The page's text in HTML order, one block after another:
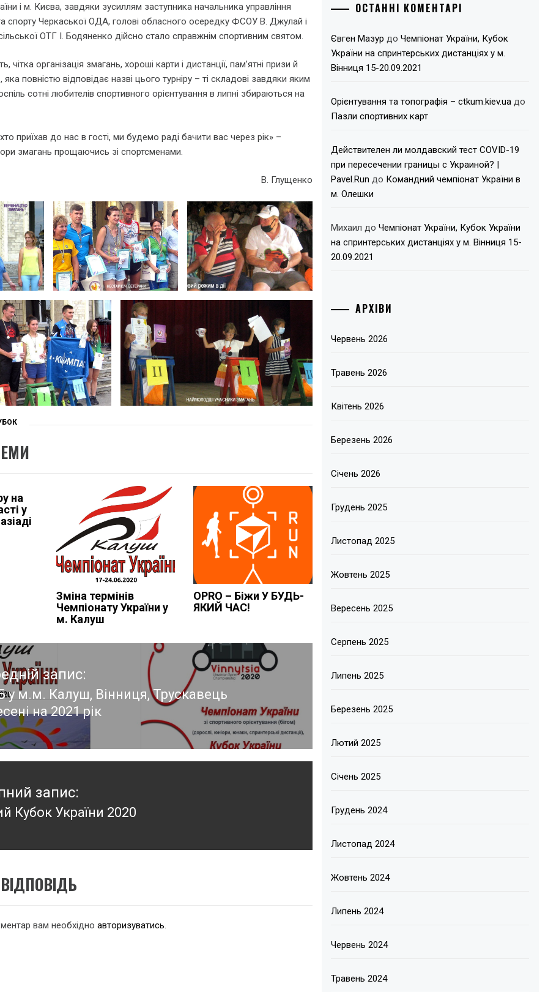
і м. Києва, завдяки зусиллям заступника начальника управління
спорту Черкаської ОДА, голові обласного осередку ФСОУ В. Джулай і
сільської ОТГ І. Бодяненко дійсно стало справжнім спортивним святом.
чітка організація змагань, хороші карти і дистанції, пам’ятні призи й
повністю відповідає назві цього турніру – ті складові завдяки яким
сотні любителів спортивного орієнтування в липні збираються на
приїхав до нас в гості, ми будемо раді бачити вас через рік» –
змагань прощаючись зі спортсменами.
В. Глущенко
на
у
Зміна термінів
Чемпіонату України у
м. Калуш
OPRO – Біжи У БУДЬ-
ЯКИЙ ЧАС!
запис:
у м.м. Калуш, Вінниця, Трускавець
на 2021 рік
запис:
Кубок України 2020
вам необхідно авторизуватись.
ОСТАННІ КОМЕНТАРІ
Євген Мазур доЧемпіонат України, Кубок
України на спринтерських дистанціях у м.
Вінниця 15-20.09.2021
Орієнтування та топографія – ctkum.kiev.ua до
Пазли спортивних карт
Действителен ли молдавский тест COVID-19
при пересечении границы с Украиной? |
Pavel.Run до Командний чемпіонат України в
м. Олешки
Михаил доЧемпіонат України, Кубок України
на спринтерських дистанціях у м. Вінниця 15-
20.09.2021
АРХІВИ
Червень 2026
Травень 2026
Квітень 2026
Березень 2026
Січень 2026
Грудень 2025
Листопад 2025
Жовтень 2025
Вересень 2025
Серпень 2025
Липень 2025
Березень 2025
Лютий 2025
Січень 2025
Грудень 2024
Листопад 2024
Жовтень 2024
Липень 2024
Червень 2024
Травень 2024